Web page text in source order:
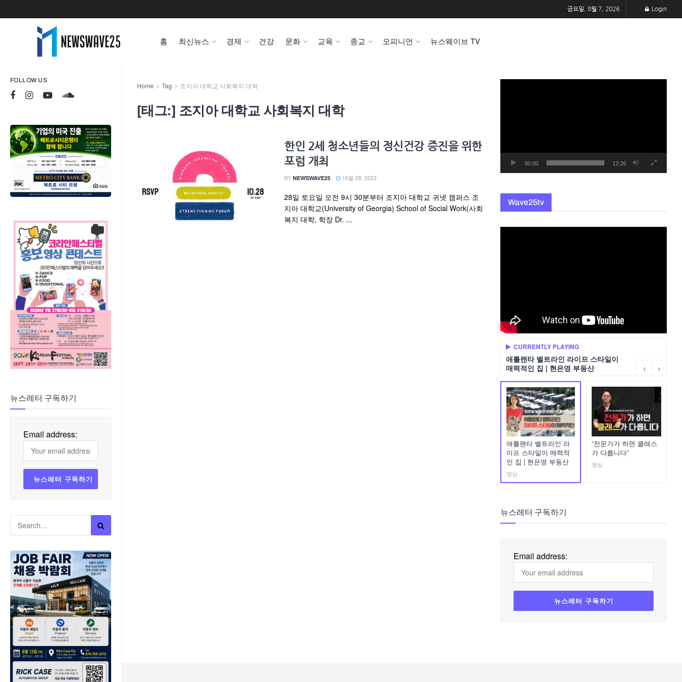
FOLLOW US
뉴스레터 구독하기
Email address:
금요일, 8월 7, 2026 Login
홈 최신뉴스 경제 건강 문화 교육 종교 오피니언 뉴스웨이브 TV
Home Tag 조지아 대학교 사회복지 대학
[태그:] 조지아 대학교 사회복지 대학
한인 2세 청소년들의 정신건강 증진을 위한
포럼 개최
BY NEWSWAVE25 10월 28, 2023
28일 토요일 오전 9시 30분부터 조지아 대학교 귀넷 캠퍼스 조
지아 대학교(University of Georgia) School of Social Work(사회
복지 대학, 학장 Dr. ...
00:00 12:26
Wave25tv
CURRENTLY PLAYING
애틀랜타 벨트라인 라이프 스타일이
매력적인 집 | 현은영 부동산
애틀랜타 벨트라인 라
이프 스타일이 매력적
인 집 | 현은영 부동산
영상
“전문가가 하면 클래스
가 다릅니다”
영상
뉴스레터 구독하기
Email address: